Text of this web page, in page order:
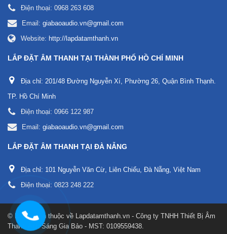
Điện thoại: 0968 263 608
Email: giabaoaudio.vn@gmail.com
Website: http://lapdatamthanh.vn
LẮP ĐẶT ÂM THANH TẠI THÀNH PHỐ HỒ CHÍ MINH
Địa chỉ: 201/48 Đường Nguyễn Xí, Phường 26, Quận Bình Thạnh.
TP. Hồ Chí Minh
Điện thoại: 0966 122 987
Email: giabaoaudio.vn@gmail.com
LẮP ĐẶT ÂM THANH TẠI ĐÀ NẴNG
Địa chỉ: 101 Nguyễn Văn Cừ, Liên Chiểu, Đà Nẵng, Việt Nam
Điện thoại: 0823 248 222
© Bản quyền thuộc về Lapdatamthanh.vn - Công ty TNHH Thiết Bị Âm
Thanh Ánh Sáng Gia Bảo - MST: 0109559438.